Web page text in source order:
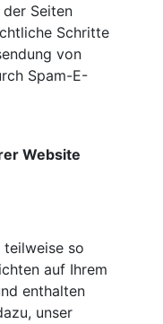
Seiten
Schritte
von
Spam-E-
Website
teilweise so
auf Ihrem
enthalten
unser